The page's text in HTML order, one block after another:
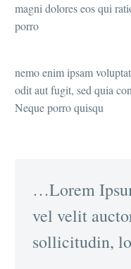
magni dolores eos qui
porro
nemo enim ipsam
odit aut fugit, sed quia
Neque porro quisqu
…Lorem
vel velit
sollicitudin, lo